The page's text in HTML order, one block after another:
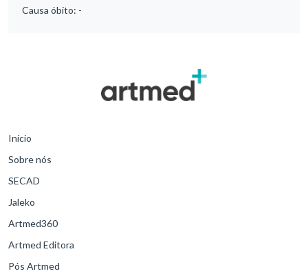
Causa óbito: -
Início
Sobre nós
SECAD
Jaleko
Artmed360
Artmed Editora
Pós Artmed